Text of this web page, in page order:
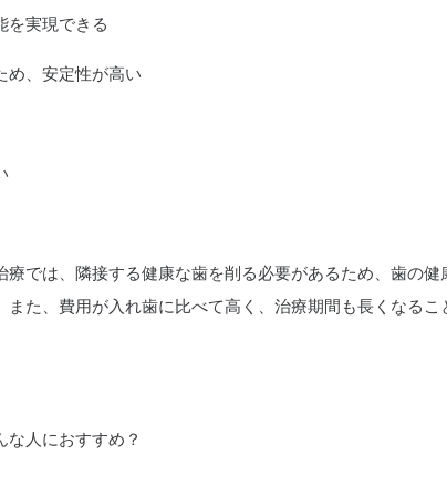
を実現できる
め、安定性が高い
療では、隣接する健康な歯を削る必要があるため、歯の健
また、費用が入れ歯に比べて高く、治療期間も長くなるこ
人におすすめ？